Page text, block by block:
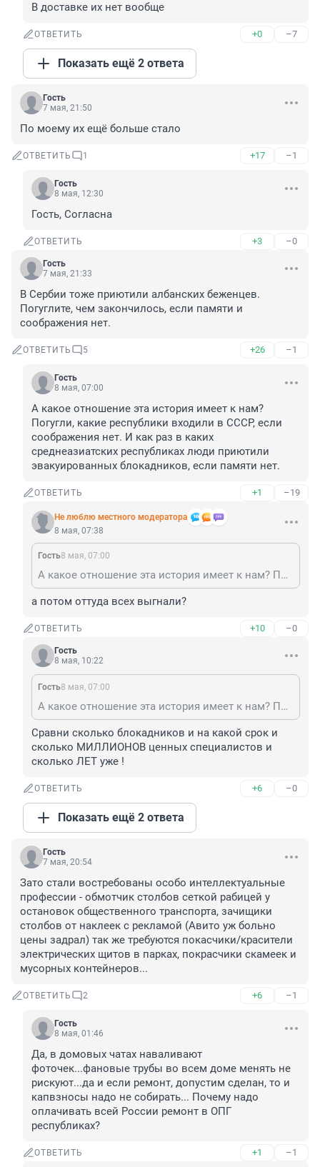
В доставке их нет вообще
ОТВЕТИТЬ +0 –7
Показать ещё 2 ответа
Гость
7 мая, 21:50
По моему их ещё больше стало
ОТВЕТИТЬ 1 +17 –1
Гость
8 мая, 12:30
Гость, Согласна
ОТВЕТИТЬ +3 –0
Гость
7 мая, 21:33
В Сербии тоже приютили албанских беженцев.
Погуглите, чем закончилось, если памяти и
соображения нет.
ОТВЕТИТЬ 5 +26 –1
Гость
8 мая, 07:00
А какое отношение эта история имеет к нам?
Погугли, какие республики входили в СССР, если
соображения нет. И как раз в каких
среднеазиатских республиках люди приютили
эвакуированных блокадников, если памяти нет.
ОТВЕТИТЬ +1 –19
Не люблю местного модератора
8 мая, 07:38
Гость8 мая, 07:00
А какое отношение эта история имеет к нам? Погугли, какие республики входили в СССР, если соображения нет. И как раз в каких среднеазиатских республиках люди приютили эвакуированных блокадников, если памяти нет.
а потом оттуда всех выгнали?
ОТВЕТИТЬ +10 –0
Гость
8 мая, 10:22
Гость8 мая, 07:00
А какое отношение эта история имеет к нам? Погугли, какие республики входили в СССР, если соображения нет. И как раз в каких среднеазиатских республиках люди приютили эвакуированных блокадников, если памяти нет.
Сравни сколько блокадников и на какой срок и
сколько МИЛЛИОНОВ ценных специалистов и
сколько ЛЕТ уже !
ОТВЕТИТЬ +6 –0
Показать ещё 2 ответа
Гость
7 мая, 20:54
Зато стали востребованы особо интеллектуальные
профессии - обмотчик столбов сеткой рабицей у
остановок общественного транспорта, зачищики
столбов от наклеек с рекламой (Авито уж больно
цены задрал) так же требуются покасчики/красители
электрических щитов в парках, покрасчики скамеек и
мусорных контейнеров...
ОТВЕТИТЬ 2 +6 –1
Гость
8 мая, 01:46
Да, в домовых чатах наваливают
фоточек...фановые трубы во всем доме менять не
рискуют...да и если ремонт, допустим сделан, то и
капвзносы надо не собирать... Почему надо
оплачивать всей России ремонт в ОПГ
республиках?
ОТВЕТИТЬ +1 –1